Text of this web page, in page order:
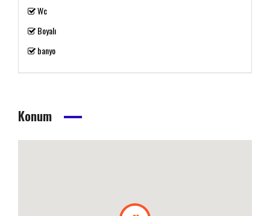
Wc
Boyalı
banyo
Konum